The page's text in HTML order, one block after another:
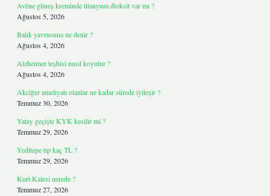
Avène güneş kreminde titanyum dioksit var mı ?
Ağustos 5, 2026
Balık yavrusuna ne denir ?
Ağustos 4, 2026
Alzheimer teşhisi nasıl koyulur ?
Ağustos 4, 2026
Akciğer ameliyatı olanlar ne kadar sürede iyileşir ?
Temmuz 30, 2026
Yatay geçişte KYK kesilir mi ?
Temmuz 29, 2026
Yeditepe tıp kaç TL ?
Temmuz 29, 2026
Kurt Kalesi nerede ?
Temmuz 27, 2026